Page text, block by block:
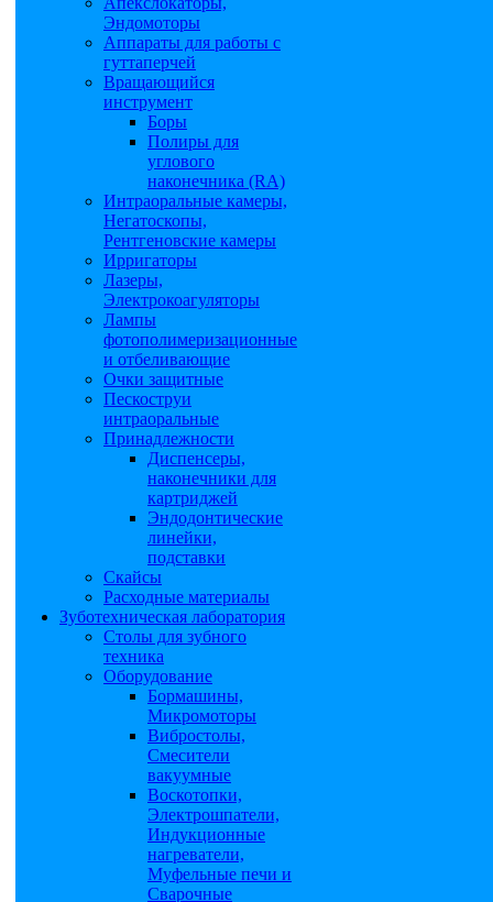
Эндомоторы
Аппараты для работы с
гуттаперчей
Вращающийся
инструмент
Боры
Полиры для
углового
наконечника (RA)
Интраоральные камеры,
Негатоскопы,
Рентгеновские камеры
Ирригаторы
Лазеры,
Электрокоагуляторы
Лампы
фотополимеризационные
и отбеливающие
Очки защитные
Пескоструи
интраоральные
Принадлежности
Диспенсеры,
наконечники для
картриджей
Эндодонтические
линейки,
подставки
Скайсы
Расходные материалы
Зуботехническая лаборатория
Столы для зубного
техника
Оборудование
Бормашины,
Микромоторы
Вибростолы,
Смесители
вакуумные
Воскотопки,
Электрошпатели,
Индукционные
нагреватели,
Муфельные печи и
Сварочные